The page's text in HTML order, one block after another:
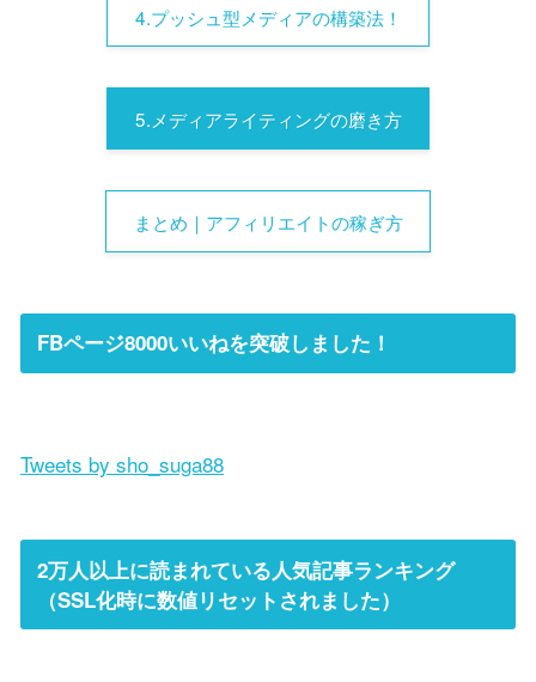
4.プッシュ型メディアの構築法！
5.メディアライティングの磨き方
まとめ｜アフィリエイトの稼ぎ方
FBページ8000いいねを突破しました！
Tweets by sho_suga88
2万人以上に読まれている人気記事ランキング
（SSL化時に数値リセットされました）